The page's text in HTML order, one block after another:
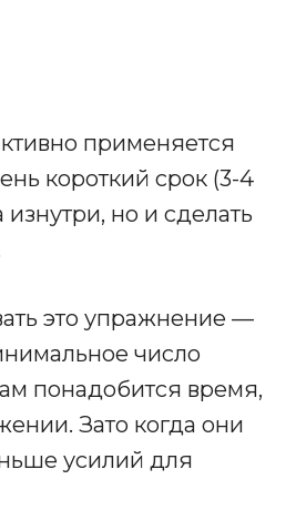
применяется
короткий срок (3-4
но и сделать
это упражнение —
число
понадобится время,
Зато когда они
усилий для